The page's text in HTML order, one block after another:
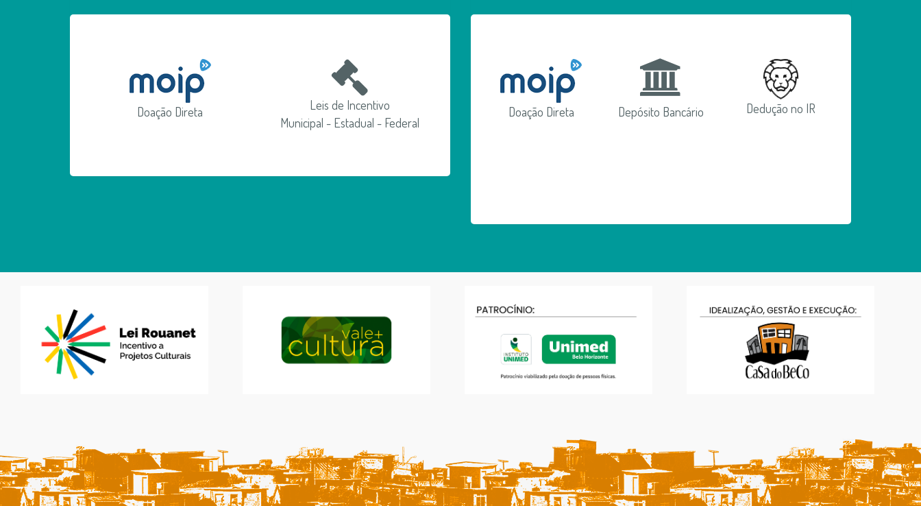
Doação Direta
Leis de Incentivo
Municipal - Estadual - Federal
Doação Direta Depósito Bancário Dedução no IR